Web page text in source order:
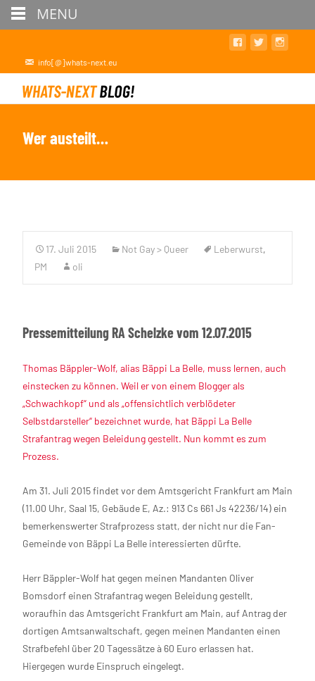
info[@]whats-next.eu
Wer austeilt…
17. Juli 2015 Not Gay > Queer Leberwurst,
PM
oli
Pressemitteilung RA Schelzke vom 12.07.2015
Thomas Bäppler-Wolf, alias Bäppi La Belle, muss lernen, auch
einstecken zu können. Weil er von einem Blogger als
„Schwachkopf“ und als „offensichtlich verblödeter
Selbstdarsteller“ bezeichnet wurde, hat Bäppi La Belle
Strafantrag wegen Beleidung gestellt. Nun kommt es zum
Prozess.
Am 31. Juli 2015 findet vor dem Amtsgericht Frankfurt am Main
(11.00 Uhr, Saal 15, Gebäude E, Az.: 913 Cs 661 Js 42236/14) ein
bemerkenswerter Strafprozess statt, der nicht nur die Fan-
Gemeinde von Bäppi La Belle interessierten dürfte.
Herr Bäppler-Wolf hat gegen meinen Mandanten Oliver
Bomsdorf einen Strafantrag wegen Beleidung gestellt,
woraufhin das Amtsgericht Frankfurt am Main, auf Antrag der
dortigen Amtsanwaltschaft, gegen meinen Mandanten einen
Strafbefehl über 20 Tagessätze à 60 Euro erlassen hat.
Hiergegen wurde Einspruch eingelegt.
MENU